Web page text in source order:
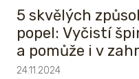
5 skvělých
popel: Vyčistí
a pomůže i v
24.11.2024